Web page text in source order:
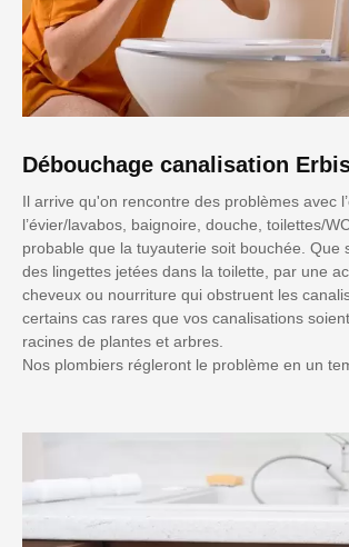
Débouchage canalisation
Il arrive qu'on rencontre des problèmes avec
l’évier/lavabos, baignoire, douche, toilettes/
probable que la tuyauterie soit bouchée. Que
des lingettes jetées dans la toilette, par une
cheveux ou nourriture qui obstruent les
certains cas rares que vos canalisations
racines de plantes et arbres.
Nos plombiers régleront le problème en un